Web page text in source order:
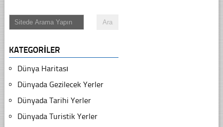
KATEGORILER
Dünya Haritası
Dünyada Gezilecek Yerler
Dünyada Tarihi Yerler
Dünyada Turistik Yerler